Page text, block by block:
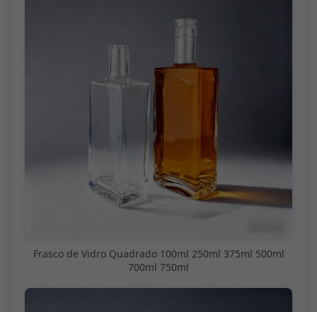
Frasco de Vidro Quadrado 100ml 250ml 375ml 500ml
700ml 750ml